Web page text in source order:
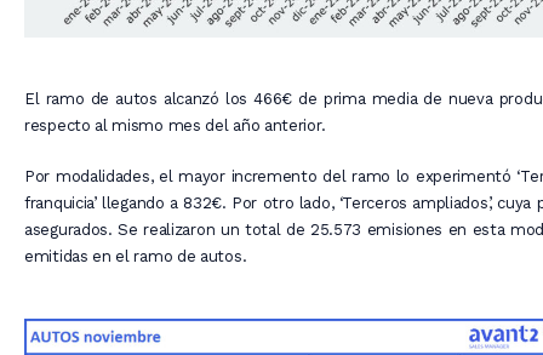
El ramo de autos alcanzó los 466€ de prima media de nueva
respecto al mismo mes del año anterior.
Por modalidades, el mayor incremento del ramo lo experimentó
franquicia’ llegando a 832€. Por otro lado, ‘Terceros ampliados’,
asegurados. Se realizaron un total de 25.573 emisiones en esta
emitidas en el ramo de autos.